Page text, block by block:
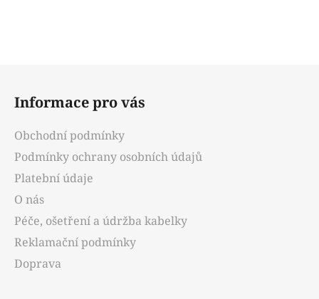
Informace pro vás
Obchodní podmínky
Podmínky ochrany osobních údajů
Platební údaje
O nás
Péče, ošetření a údržba kabelky
Reklamační podmínky
Doprava